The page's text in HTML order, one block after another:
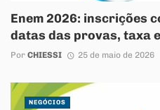
Enem 2026: inscrições
datas das provas, taxa
Por CHIESSI 25 de maio de 2026
NEGÓCIOS